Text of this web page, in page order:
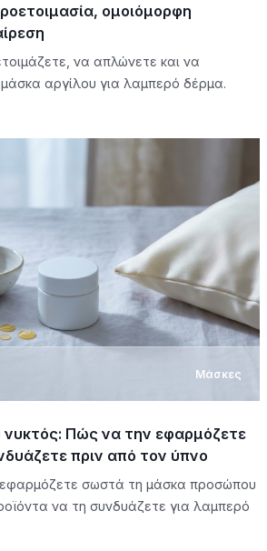
ομοιόμορφη
να απλώνετε και να
αργίλου για λαμπερό δέρμα.
Μάσκες
Πώς να την εφαρμόζετε
πριν από τον ύπνο
σωστά τη μάσκα προσώπου
να τη συνδυάζετε για λαμπερό